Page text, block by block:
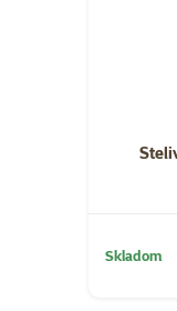
Skladom